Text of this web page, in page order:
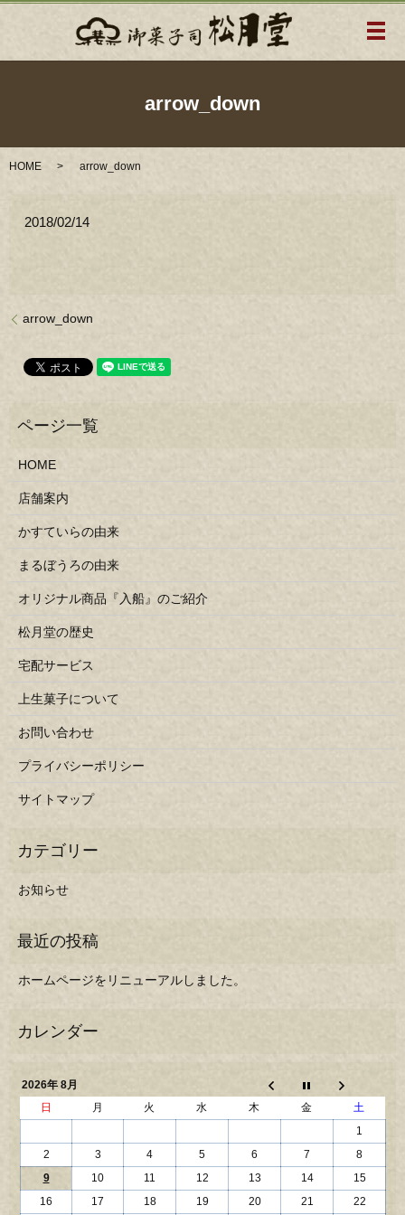
メ
arrow_down
HOME arrow_down
2018/02/14
arrow_down
HOME
店舗案内
かすていらの由来
まるぼうろの由来
オリジナル商品『入船』のご紹介
松月堂の歴史
宅配サービス
上生菓子について
お問い合わせ
プライバシーポリシー
サイトマップ
お知らせ
ホームページをリニューアルしました。
2026年 8月
日
月 火 水 木 金
土
1
2
3 4 5 6 7
8
9
10 11 12 13 14
15
16
17 18 19 20 21 22